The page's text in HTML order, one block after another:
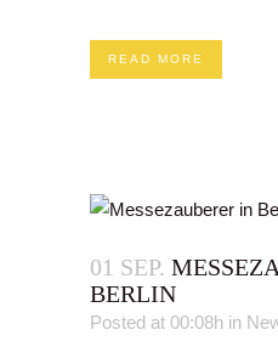
READ MORE
01 SEP.
BERLIN
Posted at 00:08h in